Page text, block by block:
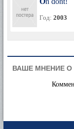
Год: 2003
ВАШЕ МНЕНИЕ О